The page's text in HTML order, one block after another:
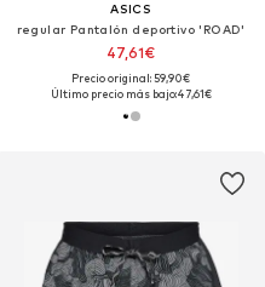
ASICS
regular Pantalón deportivo 'ROAD'
47,61€
Precio original: 59,90€
Último precio más bajo:47,61€